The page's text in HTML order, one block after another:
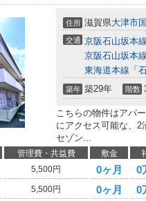
住所 滋賀県大津市
交通 京阪石山坂本線
京阪石山坂本線
東海道本線 「
築年 築29年 階数
こちらの物件はアパ
にアクセス可能な、2
セゾン...
管理費・共益費 敷金
5,500円 0ヶ月 0
5,500円 0ヶ月 0